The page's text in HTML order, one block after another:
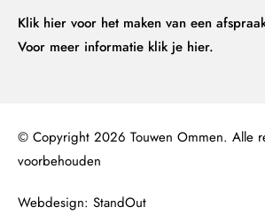
Klik hier voor het maken van een
Voor meer informatie klik je hier.
© Copyright 2026 Touwen Ommen. Alle
voorbehouden
Webdesign: StandOut